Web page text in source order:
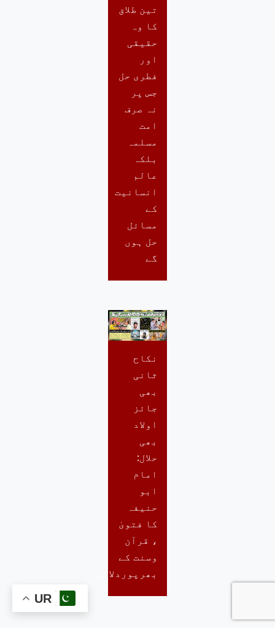
تین طلاق
کا وہ
حقیقی
اور
فطری حل
جس پر
نہ صرف
امت
مسلمہ
بلکہ
عالم
انسانیت
کے
مسائل
حل ہوں
گے
نکاح
ثانی
بھی
جائز
اولاد
بھی
حلال:
امام
ابو
حنیفہ
کا فتویٰ
، قرآن
وسنت کے
بھرپوردلائل
UR